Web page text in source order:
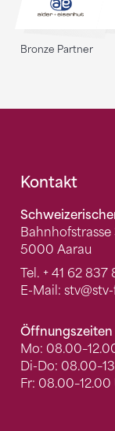
Bronze Partner
Kontakt
Bahnhofstrasse
5000 Aarau
Tel. + 41 62 837
E-Mail: stv
Mo:
Di-Do:
Fr: